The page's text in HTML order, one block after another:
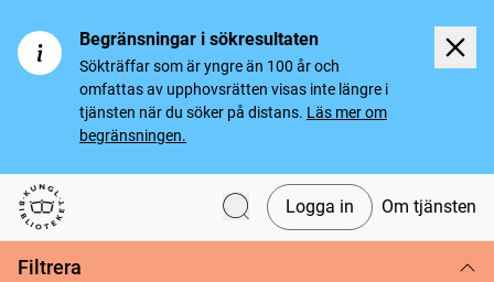
Begränsningar i sökresultaten
Sökträffar som är yngre än 100 år och
omfattas av upphovsrätten visas inte längre i
tjänsten när du söker på distans. Läs mer om
begränsningen.
Svenska tidningar
Logga in Om tjänsten
Filtrera